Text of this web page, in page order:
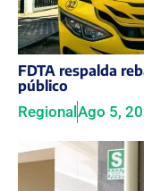
FDTA respalda
público
RegionalAgo 5,